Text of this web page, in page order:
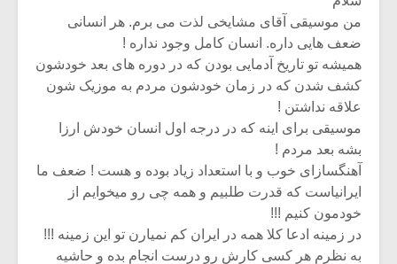
من موسیقی آقای مشایخی لذت می برم. هر انسانی
ضعف هایی داره. انسان کامل وجود نداره !
همیشه تو تاریخ آدمایی بودن که در دوره های بعد خودشون
کشف شدن که در زمان خودشون مردم به موزیک شون
علاقه نداشتن !
موسیقی برای اینه که در درجه اول انسان خودش ارزا
بشه بعد مردم !
آهنگسازای خوب و با استعداد زیاد بوده و هست ! ضعف ما
ایرانیاست که قدرت طلبیم و همه چی رو میخوایم از
خودمون کنیم !!!
در زمینه ادعا کلا همه در ایران کم نمیارن تو این زمینه !!!
به نظرم هر کسی کارش رو درست انجام بده و حاشیه